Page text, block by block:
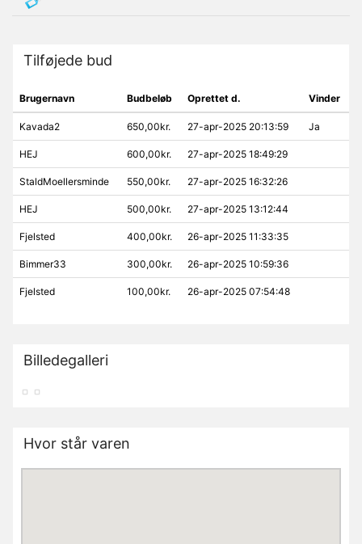
Tilføjede bud
Brugernavn Budbeløb Oprettet d. Vinder
Kavada2 650,00kr. 27-apr-2025 20:13:59 Ja
HEJ 600,00kr. 27-apr-2025 18:49:29
StaldMoellersminde 550,00kr. 27-apr-2025 16:32:26
HEJ 500,00kr. 27-apr-2025 13:12:44
Fjelsted 400,00kr. 26-apr-2025 11:33:35
Bimmer33 300,00kr. 26-apr-2025 10:59:36
Fjelsted 100,00kr. 26-apr-2025 07:54:48
Billedegalleri
Hvor står varen